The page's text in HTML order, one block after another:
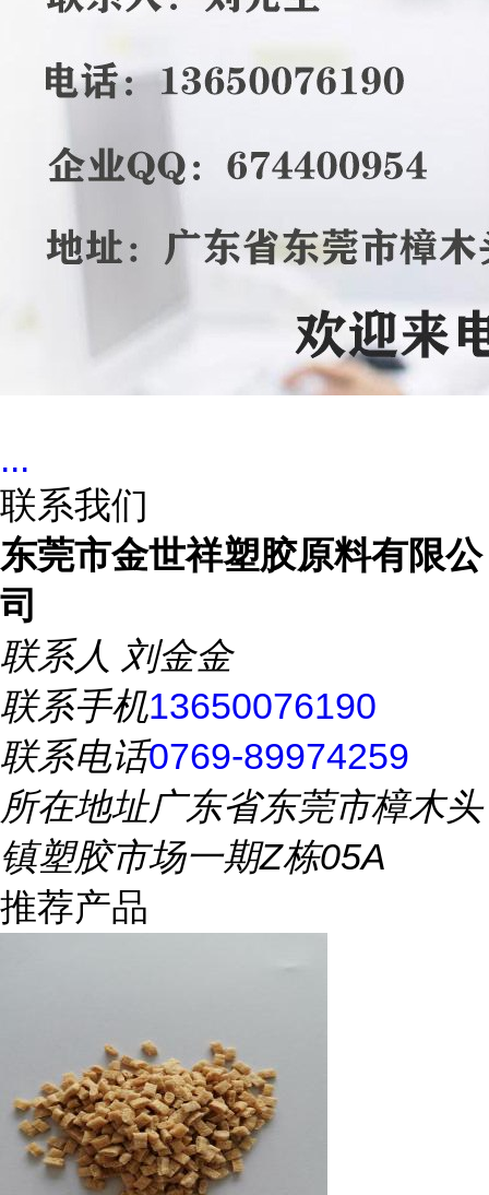
...
联系我们
东莞市金世祥塑胶原料有限公
司
联系人 刘金金
联系手机13650076190
联系电话0769-89974259
所在地址广东省东莞市樟木头
镇塑胶市场一期Z栋05A
推荐产品